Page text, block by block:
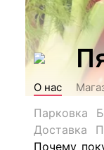
О нас
Парковка
Доставка
Почему